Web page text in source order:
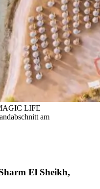
LIFE
am
El Sheikh,